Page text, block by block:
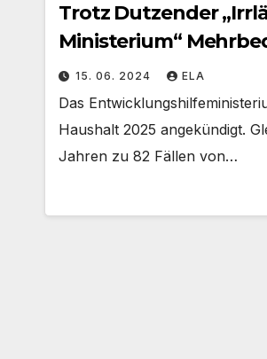
Trotz Dutzender „Irrläufer“ bei Entwicklungshilfe meldet „Lindner –
Ministerium“
15. 06. 2024 ELA
Das
Haushalt 2025 angekündigt.
Jahren zu 82 Fällen von…